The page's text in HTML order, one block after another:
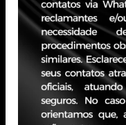
Vedação de
demissão
sem justa
causa –
Julgamento
da ADI nº